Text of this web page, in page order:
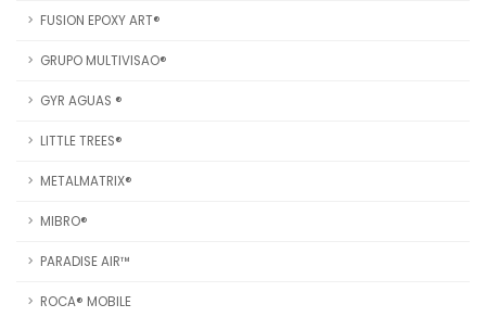
FUSION EPOXY ART®
GRUPO MULTIVISAO®
GYR AGUAS ®
LITTLE TREES®
METALMATRIX®
MIBRO®
PARADISE AIR™
ROCA® MOBILE